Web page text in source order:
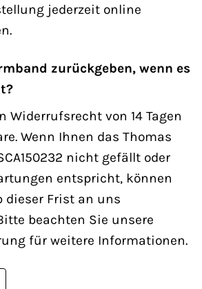
jederzeit online
zurückgeben, wenn es
Widerrufsrecht von 14 Tagen
Wenn Ihnen das Thomas
nicht gefällt oder
entspricht, können
dieser Frist an uns
beachten Sie unsere
für weitere Informationen.